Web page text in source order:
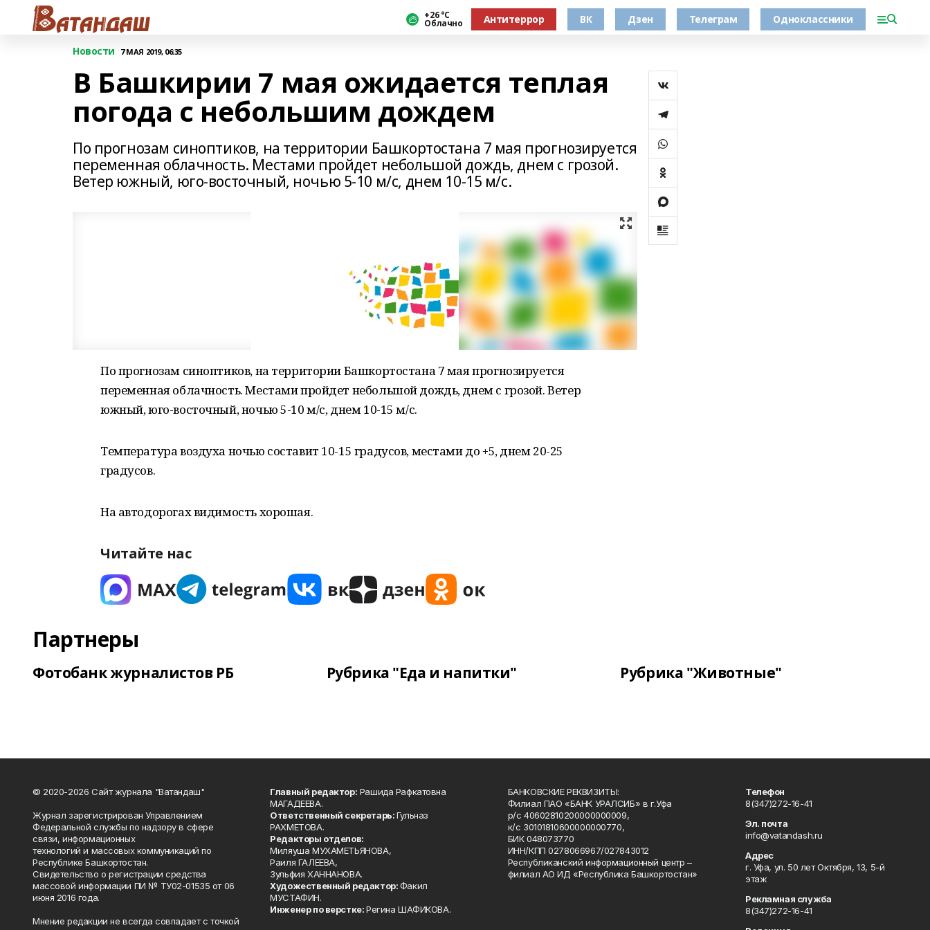
+26 °С
Облачно Антитеррор ВК Дзен Телеграм Одноклассники
Новости 7 МАЯ 2019, 06:35
В Башкирии 7 мая ожидается теплая
погода с небольшим дождем
По прогнозам синоптиков, на территории Башкортостана 7 мая прогнозируется
переменная облачность. Местами пройдет небольшой дождь, днем с грозой.
Ветер южный, юго-восточный, ночью 5-10 м/с, днем 10-15 м/с.
По прогнозам синоптиков, на территории Башкортостана 7 мая прогнозируется
переменная облачность. Местами пройдет небольшой дождь, днем с грозой. Ветер
южный, юго-восточный, ночью 5-10 м/с, днем 10-15 м/с.
Температура воздуха ночью составит 10-15 градусов, местами до +5, днем 20-25
градусов.
На автодорогах видимость хорошая.
Читайте нас
Партнеры
Фотобанк журналистов РБ Рубрика "Еда и напитки" Рубрика "Животные"
© 2020-2026 Сайт журнала "Ватандаш"
Журнал зарегистрирован Управлением
Федеральной службы по надзору в сфере
связи, информационных
технологий и массовых коммуникаций по
Республике Башкортостан.
Свидетельство о регистрации средства
массовой информации ПИ № ТУ02-01535 от 06
июня 2016 года.
Мнение редакции не всегда совпадает с точкой
Главный редактор: Рашида Рафкатовна
МАГАДЕЕВА.
Ответственный секретарь:Гульназ
РАХМЕТОВА.
Редакторы отделов:
Миляуша МУХАМЕТЬЯНОВА,
Раиля ГАЛЕЕВА,
Зульфия ХАННАНОВА.
Художественный редактор:Факил
МУСТАФИН.
Инженер по верстке:Регина ШАФИКОВА.
БАНКОВСКИЕ РЕКВИЗИТЫ:
Филиал ПАО «БАНК УРАЛСИБ» в г.Уфа
р/с 40602810200000000009,
к/с 30101810600000000770,
БИК 048073770
ИНН/КПП 0278066967/027843012
Республиканский информационный центр –
филиал АО ИД «Республика Башкортостан»
Телефон
8(347)272-16-41
Эл. почта
info@vatandash.ru
Адрес
г. Уфа, ул. 50 лет Октября, 13, 5-й
этаж
Рекламная служба
8(347)272-16-41